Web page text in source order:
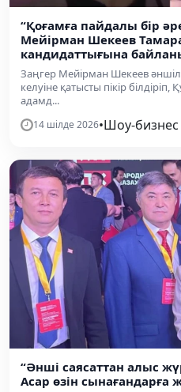
“Қоғамға пайдалы бір
Мейірман Шекеев
кандидаттығына
Заңгер Мейірман Шекеев
келуіне қатысты пікір
адамд...
14 шілде 2026•Шоу-бизнес
“Әнші саясаттан алыс
Асар өзін сынағандарға